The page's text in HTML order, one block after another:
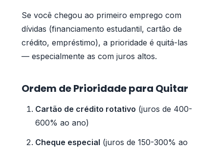
Se você chegou ao primeiro emprego com
dívidas (financiamento estudantil, cartão de
crédito, empréstimo), a prioridade é quitá-las
— especialmente as com juros altos.
Ordem de Prioridade para Quitar
Cartão de crédito rotativo (juros de 400-
600% ao ano)
Cheque especial (juros de 150-300% ao